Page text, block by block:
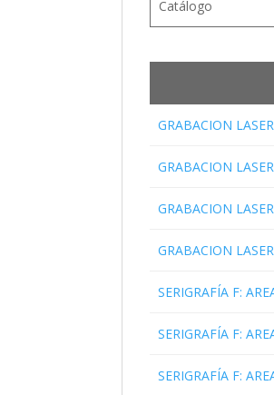
Catálogo
GRABACION
GRABACION
GRABACION
GRABACION
SERIGRAFÍA F:
SERIGRAFÍA F:
SERIGRAFÍA F: